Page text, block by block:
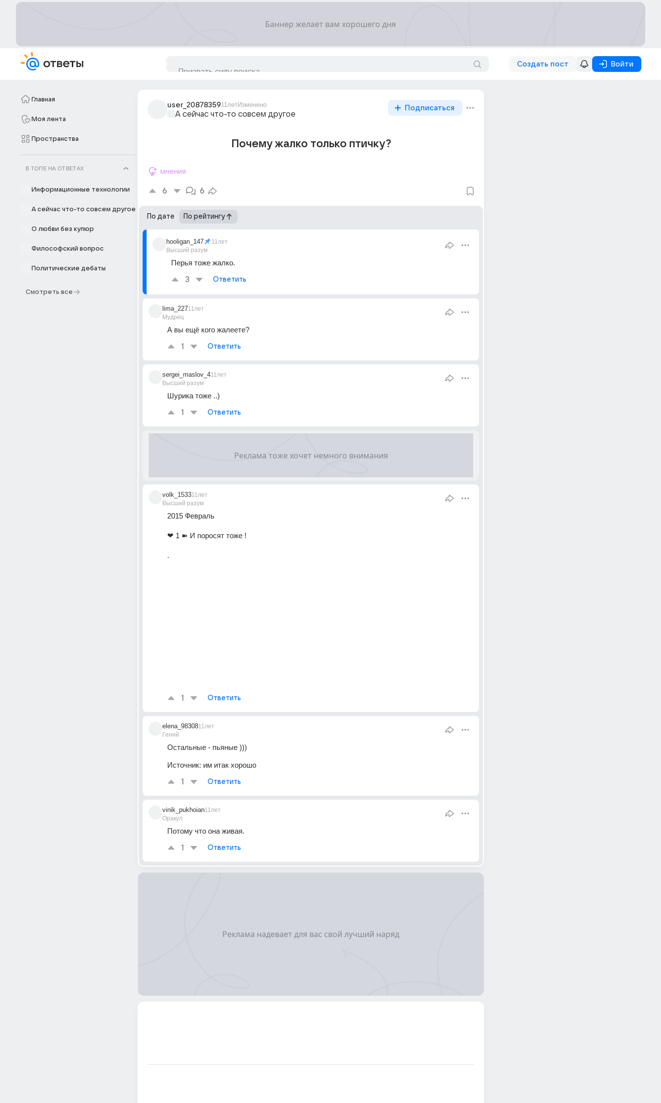
Создать пост Войти
Главная
Моя лента
Пространства
В ТОПЕ НА ОТВЕТАХ
Информационные технологии
А сейчас что-то совсем другое
О любви без купюр
Философский вопрос
Политические дебаты
Смотреть все
user_2087835911летИзменено
А сейчас что-то совсем другое
Подписаться
Почему жалко только птичку?
мнения
6 6
По дате По рейтингу
hooligan_147
Высший разум
11лет
Перья тоже жалко.
3 Ответить
lima_227
Мудрец
11лет
А вы ещё кого жалеете?
1 Ответить
sergei_maslov_4
Высший разум
11лет
Шурика тоже ..)
1 Ответить
volk_1533
Высший разум
11лет
2015 Февраль
❤ 1 ➽ И поросят тоже !
.
1 Ответить
elena_98308
Гений
11лет
Остальные - пьяные )))
Источник: им итак хорошо
1 Ответить
vinik_pukhoian
Оракул
11лет
Потому что она живая.
1 Ответить